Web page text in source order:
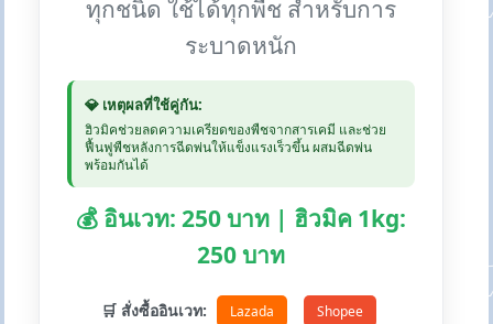
ทุกชนิด ใช้ได้ทุกพืช สำหรับการ
ระบาดหนัก
💎 เหตุผลที่ใช้คู่กัน:
ฮิวมิคช่วยลดความเครียดของพืชจากสารเคมี และช่วย
ฟื้นฟูพืชหลังการฉีดพ่นให้แข็งแรงเร็วขึ้น ผสมฉีดพ่น
พร้อมกันได้
💰 อินเวท: 250 บาท | ฮิวมิค 1kg:
250 บาท
🛒 สั่งซื้ออินเวท: Lazada Shopee